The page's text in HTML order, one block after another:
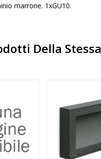
marrone. 1xGU10.
Della Stessa